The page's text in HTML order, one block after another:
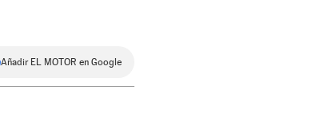
Añadir EL MOTOR en Google